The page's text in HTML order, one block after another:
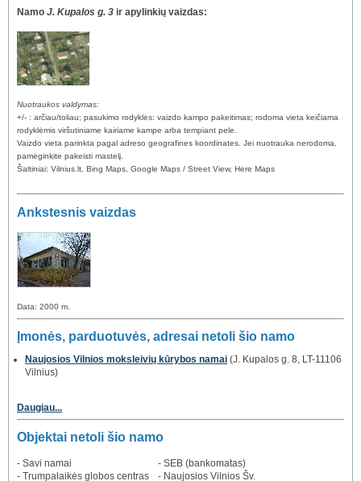
Namo J. Kupalos g. 3 ir apylinkių vaizdas:
Nuotraukos valdymas:
+/- : arčiau/toliau; pasukimo rodyklės: vaizdo kampo pakeitimas; rodoma vieta keičiama
rodyklėmis viršutiniame kairiame kampe arba tempiant pele.
Vaizdo vieta parinkta pagal adreso geografines koordinates. Jei nuotrauka nerodoma,
pamėginkite pakeisti mastelį.
Šaltiniai: Vilnius.lt, Bing Maps, Google Maps / Street View, Here Maps
Ankstesnis vaizdas
Data: 2000 m.
Įmonės, parduotuvės, adresai netoli šio namo
Naujosios Vilnios moksleivių kūrybos namai (J. Kupalos g. 8, LT-11106
Vilnius)
Daugiau...
Objektai netoli šio namo
- Savi namai
- Trumpalaikės globos centras
- SEB (bankomatas)
- Naujosios Vilnios Šv.